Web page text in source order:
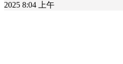
2025 8:04 上午